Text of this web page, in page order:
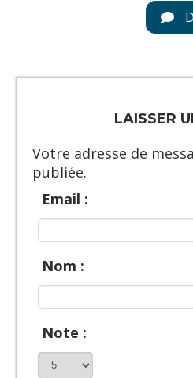
LAISSER
Votre adresse de
publiée.
Email :
Nom :
Note :